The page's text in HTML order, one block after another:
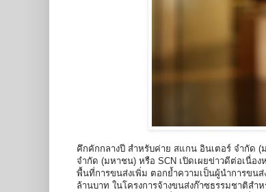
คึกคักกลางปี สำหรับค่าย สแกน อินเตอร์ จำกัด
จำกัด (มหาชน) หรือ SCN เปิดเผยข่าวดีต่อเนื่อ
พื้นที่การขนส่งเพิ่ม ตอกย้ำความเป็นผู้นำการขน
ล้านบาท ในโครงการจ้างขนส่งก๊าซธรรมชาติส